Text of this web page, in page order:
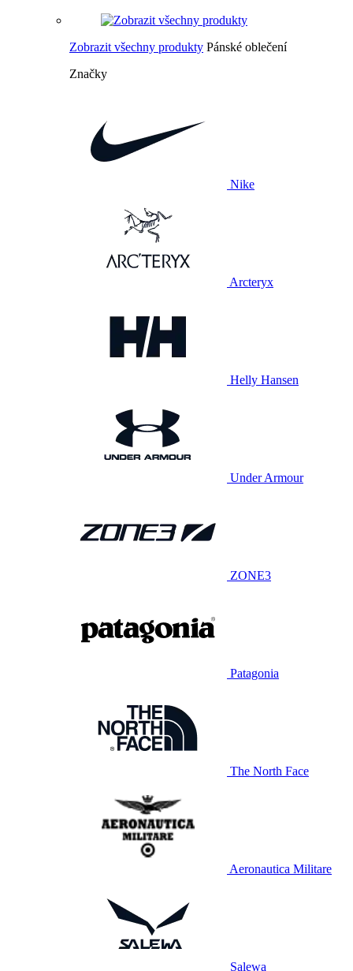
Zobrazit všechny produkty Pánské oblečení
Značky
Nike
Arcteryx
Helly Hansen
Under Armour
ZONE3
Patagonia
The North Face
Aeronautica Militare
Salewa